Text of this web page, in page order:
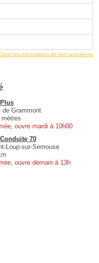
les informations de mon auto-école
de Grammont
mètres
ouvre mardi à 10h00
70
Loup-sur-Semouse
ouvre demain à 13h